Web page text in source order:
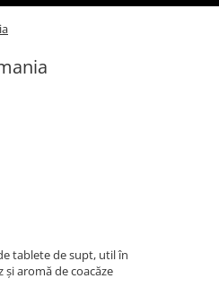
tablete de supt, util în
aromă de coacăze